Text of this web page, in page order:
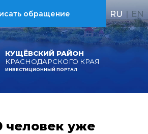
КУЩЁВСКИЙ РАЙОН
КРАСНОДАРСКОГО КРАЯ
ИНВЕСТИЦИОННЫЙ ПОРТАЛ
обращение RU | EN
человек уже